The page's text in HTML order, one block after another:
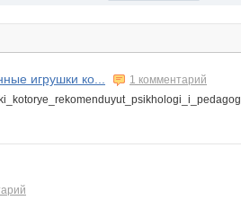
игрушки ко...
1 комментарий